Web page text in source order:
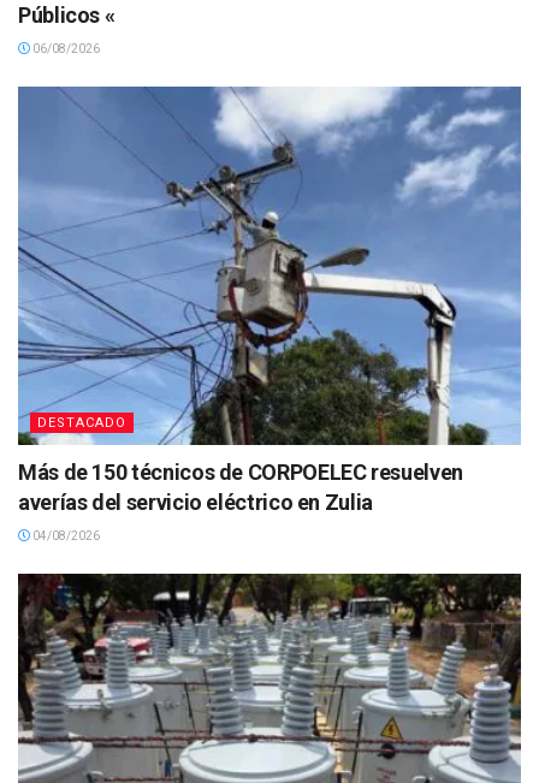
Públicos «
06/08/2026
DESTACADO
Más de 150 técnicos de CORPOELEC resuelven
averías del servicio eléctrico en Zulia
04/08/2026